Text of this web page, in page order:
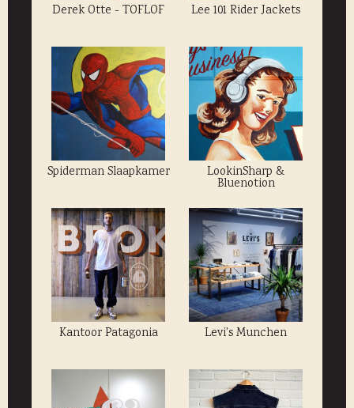
Derek Otte - TOFLOF Lee 101 Rider Jackets
Spiderman Slaapkamer LookinSharp &
Bluenotion
Kantoor Patagonia Levi's Munchen